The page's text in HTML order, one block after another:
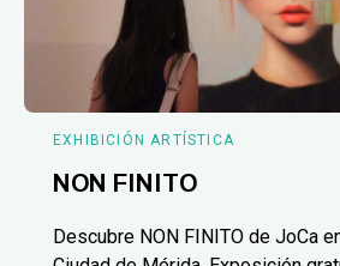
EXHIBICIÓN ARTÍSTICA
NON FINITO
Descubre NON FINITO de JoCa